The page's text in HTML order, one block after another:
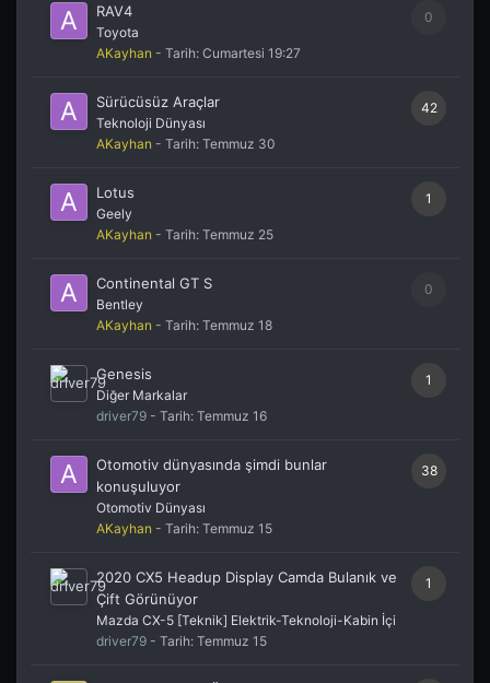
0
RAV4
Toyota
AKayhan - Tarih: Cumartesi 19:27
42
Sürücüsüz Araçlar
Teknoloji Dünyası
AKayhan - Tarih: Temmuz 30
1
Lotus
Geely
AKayhan - Tarih: Temmuz 25
0
Continental GT S
Bentley
AKayhan - Tarih: Temmuz 18
1
Genesis
Diğer Markalar
driver79 - Tarih: Temmuz 16
38
Otomotiv dünyasında şimdi bunlar
konuşuluyor
Otomotiv Dünyası
AKayhan - Tarih: Temmuz 15
1
2020 CX5 Headup Display Camda Bulanık ve
Çift Görünüyor
Mazda CX-5 [Teknik] Elektrik-Teknoloji-Kabin İçi
driver79 - Tarih: Temmuz 15